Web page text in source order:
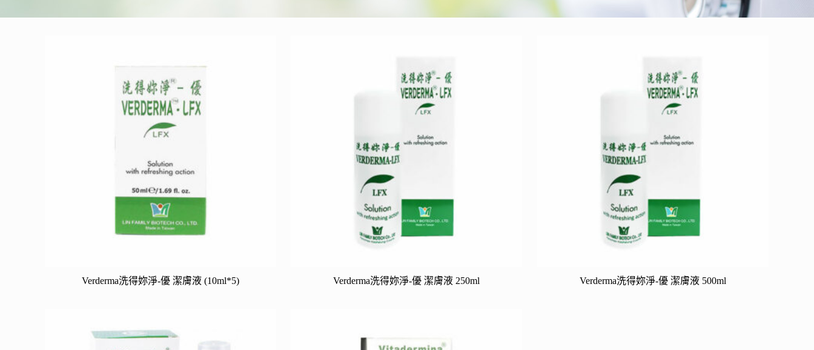
Verderma洗得妳淨-優 潔膚液 (10ml*5) Verderma洗得妳淨-優 潔膚液 250ml Verderma洗得妳淨-優 潔膚液 500ml